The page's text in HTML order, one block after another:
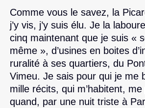
Comme vous le savez, la
j’y vis, j’y suis élu. Je la
cinq maintenant que je suis «
même », d’usines en boites
ruralité à ses quartiers, du
Vimeu. Je sais pour qui je me
mille récits, qui m’habitent,
quand, par une nuit triste à